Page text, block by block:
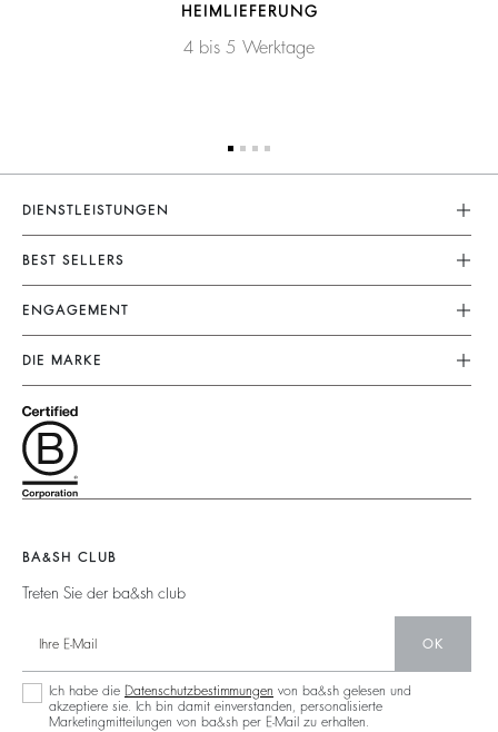
HEIMLIEFERUNG
4 bis 5 Werktage
DIENSTLEISTUNGEN
Kundenservice
FAQ
Rücksendungen
Grössentabelle
Nutzungsbedingungen
Rechtliche Hinweise
Accessibility
BEST SELLERS
Kleider
Jumpsuits
Tops & Hemden
Jacken & Mäntel
Pullover & Strickjacken
Rückenfrei
ENGAGEMENT
Unsere Versprechen
Nachhaltige Kollektionen
Unsere Materialien
Partner
Nachhaltigkeit
DIE MARKE
Barbara & Sharon
125 Et Après
BA&SH CLUB
Treten Sie der ba&sh club
OK
Ich habe die Datenschutzbestimmungen von ba&sh gelesen und
akzeptiere sie. Ich bin damit einverstanden, personalisierte
Marketingmitteilungen von ba&sh per E-Mail zu erhalten.